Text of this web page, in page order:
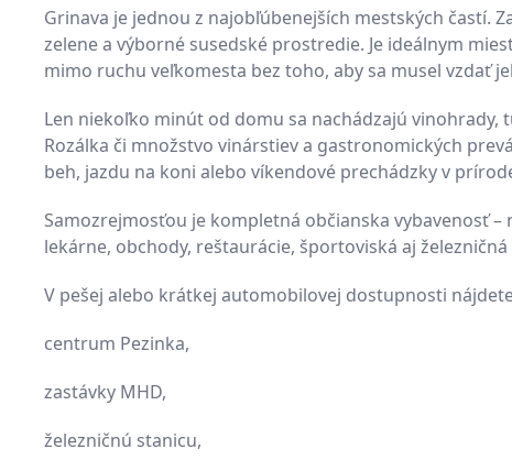
Grinava je jednou z najobľúbenejších mestských častí.
zelene a výborné susedské prostredie. Je ideálnym
mimo ruchu veľkomesta bez toho, aby sa musel vzdať
Len niekoľko minút od domu sa nachádzajú
Rozálka či množstvo vinárstiev a gastronomických
beh, jazdu na koni alebo víkendové prechádzky v
Samozrejmosťou je kompletná občianska vybavenosť
lekárne, obchody, reštaurácie, športoviská aj
V pešej alebo krátkej automobilovej dostupnosti
centrum Pezinka,
zastávky MHD,
železničnú stanicu,